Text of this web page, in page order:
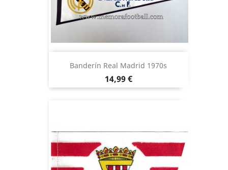
Banderín Real Madrid 1970s
Precio
14,99 €